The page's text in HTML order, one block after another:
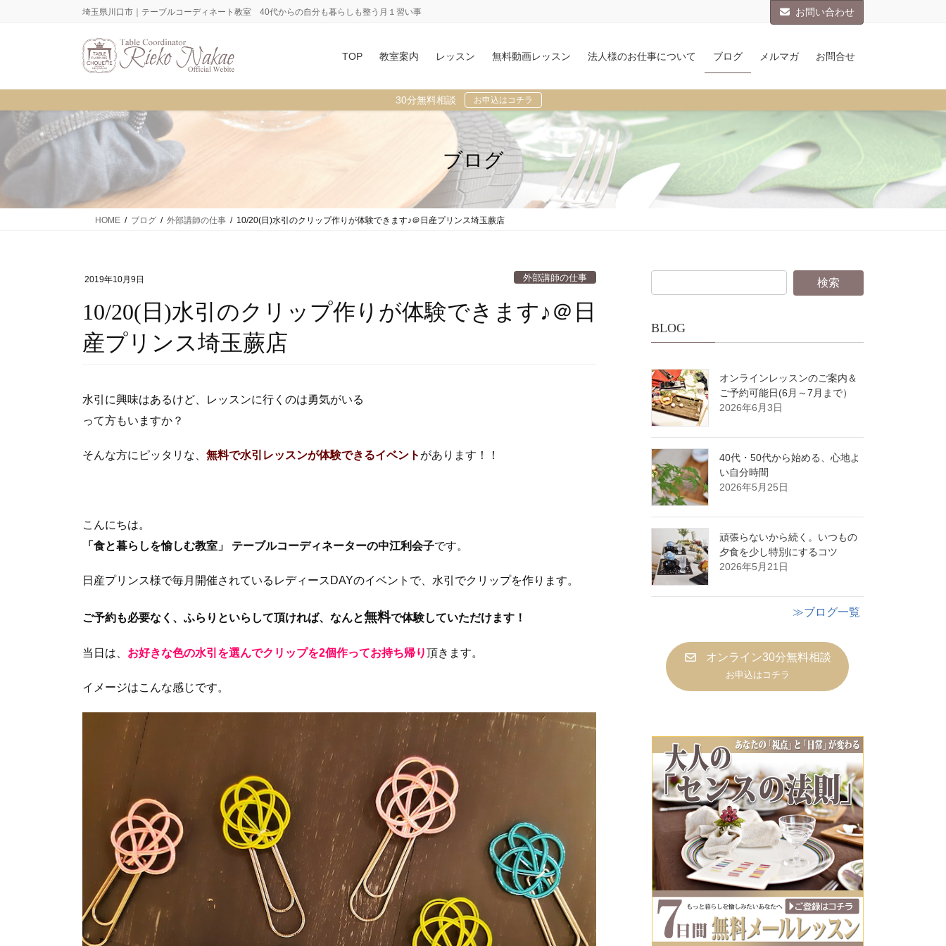
に
移
ョ
ン
動
埼玉県川口市｜テーブルコーディネート教室 40代からの自分も暮らしも整う月１習い事 お問い合わせ
TOP 教室案内 レッスン 無料動画レッスン 法人様のお仕事について ブログ メルマガ お問合せ
30分無料相談 お申込はコチラ
ブログ
HOME ブログ 外部講師の仕事 10/20(日)水引のクリップ作りが体験できます♪＠日産プリンス埼玉蕨店
2019年10月9日 外部講師の仕事
10/20(日)水引のクリップ作りが体験できます♪＠日
産プリンス埼玉蕨店
水引に興味はあるけど、レッスンに行くのは勇気がいる
って方もいますか？
そんな方にピッタリな、 無料で水引レッスンが体験できるイベント があります！！
こんにちは。
「食と暮らしを愉しむ教室」 テーブルコーディネーターの中江利会子です。
日産プリンス様で毎月開催されているレディースDAYのイベントで、水引でクリップを作ります。
ご予約も必要なく、ふらりといらして頂ければ、なんと無料で体験していただけます！
当日は、 お好きな色の水引を選んでクリップを2個作ってお持ち帰り頂きます。
イメージはこんな感じです。
BLOG
オンラインレッスンのご案内＆
ご予約可能日(6月～7月まで）
2026年6月3日
40代・50代から始める、心地よ
い自分時間
2026年5月25日
頑張らないから続く。いつもの
夕食を少し特別にするコツ
2026年5月21日
≫ブログ一覧
オンライン30分無料相談
お申込はコチラ